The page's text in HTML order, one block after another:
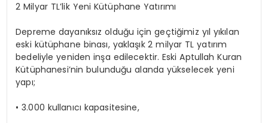
2 Milyar TL’lik Yeni Kütüphane Yatırımı
Depreme dayanıksız olduğu için geçtiğimiz yıl yıkılan
eski kütüphane binası, yaklaşık 2 milyar TL yatırım
bedeliyle yeniden inşa edilecektir. Eski Aptullah Kuran
Kütüphanesi’nin bulunduğu alanda yükselecek yeni
yapı;
• 3.000 kullanıcı kapasitesine,